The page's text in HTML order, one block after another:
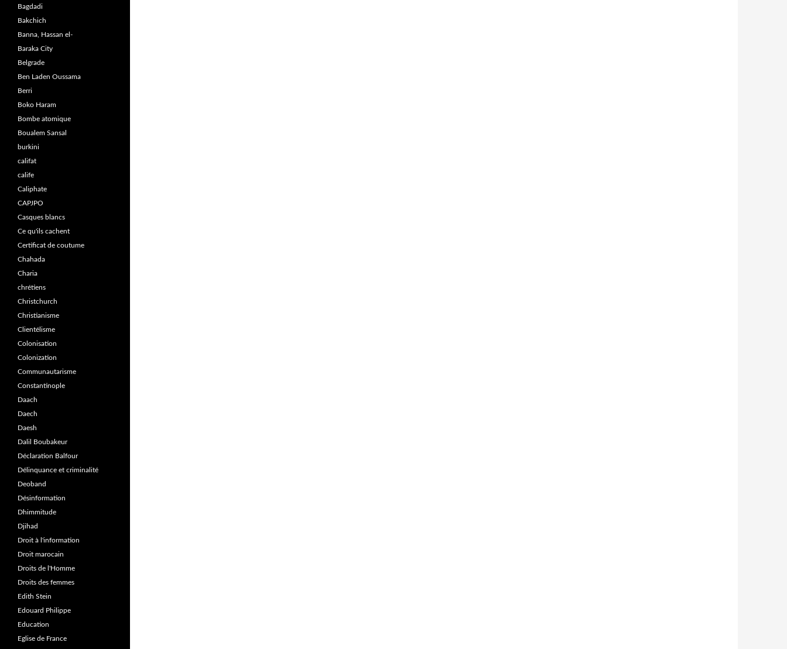
Bagdadi
Bakchich
Banna, Hassan el-
Baraka City
Belgrade
Ben Laden Oussama
Berri
Boko Haram
Bombe atomique
Boualem Sansal
burkini
califat
calife
Caliphate
CAPJPO
Casques blancs
Ce qu'ils cachent
Certificat de coutume
Chahada
Charia
chrétiens
Christchurch
Christianisme
Clientélisme
Colonisation
Colonization
Communautarisme
Constantinople
Daach
Daech
Daesh
Dalil Boubakeur
Déclaration Balfour
Délinquance et criminalité
Deoband
Désinformation
Dhimmitude
Djihad
Droit à l'information
Droit marocain
Droits de l'Homme
Droits des femmes
Edith Stein
Edouard Philippe
Education
Eglise de France